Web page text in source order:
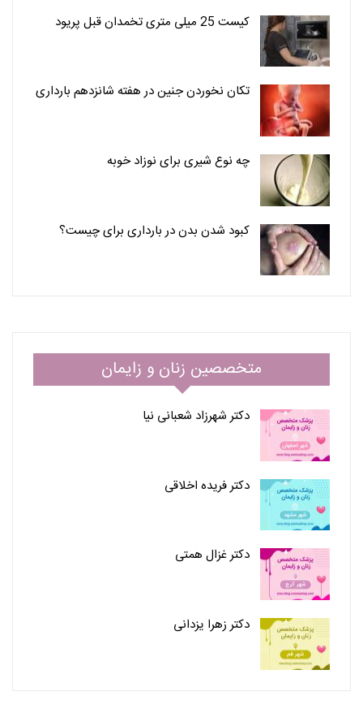
کیست 25 میلی متری تخمدان قبل پریود
تکان نخوردن جنین در هفته شانزدهم بارداری
چه نوع شیری برای نوزاد خوبه
کبود شدن بدن در بارداری برای چیست؟
متخصصین زنان و زایمان
دکتر شهرزاد شعبانی نیا
دکتر فریده اخلاقی
دکتر غزال همتی
دکتر زهرا یزدانی